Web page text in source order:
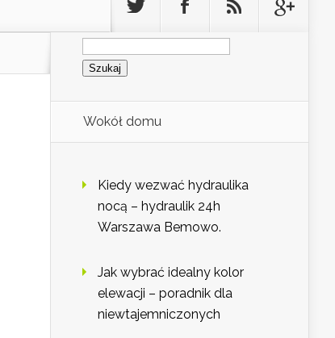
Szukaj:
Wokół domu
Kiedy wezwać hydraulika
nocą – hydraulik 24h
Warszawa Bemowo.
Jak wybrać idealny kolor
elewacji – poradnik dla
niewtajemniczonych